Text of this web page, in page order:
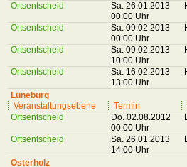
Ortsentscheid
Sa. 26.01.2013
00:00 Uhr
Ortsentscheid
Sa. 09.02.2013
00:00 Uhr
Ortsentscheid
Sa. 09.02.2013
10:00 Uhr
Ortsentscheid
Sa. 16.02.2013
13:00 Uhr
Lüneburg
Veranstaltungsebene
Termin
Ortsentscheid
Do. 02.08.2012
00:00 Uhr
Ortsentscheid
Sa. 26.01.2013
14:00 Uhr
Osterholz